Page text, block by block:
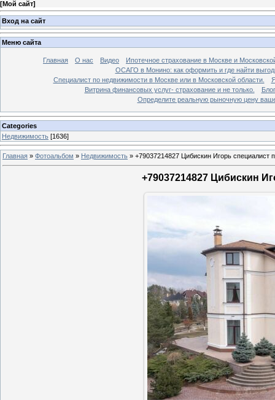
[Мой сайт]
Вход на сайт
Меню сайта
Главная О нас Видео
Ипотечное страхование в Москве и
ОСАГО в Монино: как оформить и где найти
Специалист по недвижимости в Москве или в Московской области.
Витрина финансовых услуг- страхование и не только.
Блог
Определите реальную рыночную цену
Categories
Недвижимость [1636]
Главная » Фотоальбом » Недвижимость » +79037214827 Цибискин Игорь специалист
+79037214827 Цибискин